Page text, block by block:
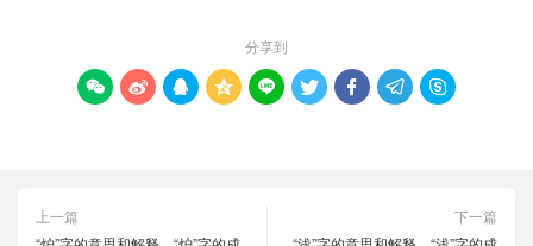
分享到
        
上一篇
下一篇